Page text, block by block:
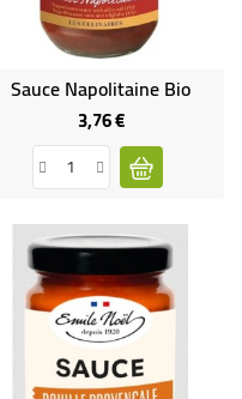
Sauce Napolitaine Bio
3,76 €Prix